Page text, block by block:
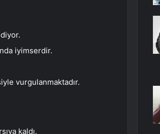
iyimserdir.
vurgulanmaktadır.
kaldı.